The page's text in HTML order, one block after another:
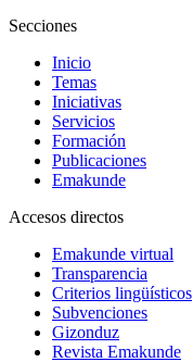
Secciones
Inicio
Temas
Iniciativas
Servicios
Formación
Publicaciones
Emakunde
Accesos directos
Emakunde virtual
Transparencia
Criterios lingüísticos
Subvenciones
Gizonduz
Revista Emakunde